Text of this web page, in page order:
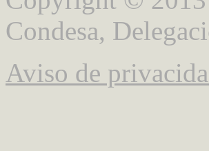
Condesa,
Aviso de